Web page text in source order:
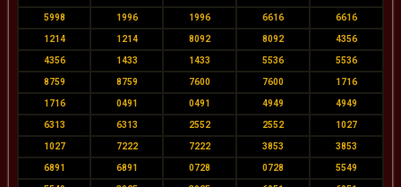
5998 1996 1996 6616 6616
1214 1214 8092 8092 4356
4356 1433 1433 5536 5536
8759 8759 7600 7600 1716
1716 0491 0491 4949 4949
6313 6313 2552 2552 1027
1027 7222 7222 3853 3853
6891 6891 0728 0728 5549